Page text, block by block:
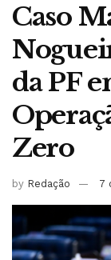
Caso
da PF
Zero
by Redação 7